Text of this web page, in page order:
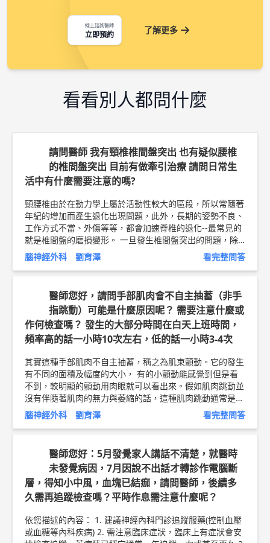
線上諮詢醫師
立即預約 了解更多
看看別人都問什麼
請問醫師 我有頸椎椎間盤突出 也有疑似腰椎
的椎間盤突出 目前有做牽引治療 請問日常生
活中有什麼需要注意的嗎?
頸腰椎由於在動力學上屬於活動性較大的區段，所以常隨著
年紀的增加而產生退化出現問題，此外，長期的姿勢不良、
工作方式不當、外傷等等，都會加速脊椎的退化--最常見的
就是椎間盤的磨損變形。 一旦發生椎間盤突出的問題，除
了牽引，其實日常生活最主要的就是注意姿勢、習慣的改
變。避免久坐、彎腰負重，適時的訓練核心肌群，強化軀幹
筋膜，對於緩和椎間盤突出所導致的症狀，都會有所幫助。
另外，盡量避免菸酒、熬夜，也有助於症狀的減輕。 當
然，若經期復健仍無法改善，甚至症狀加劇，還是建議儘早
就醫檢查喔！ 劉育澤醫師
腦神經外科 劉育澤 看完整問答
醫師您好，請問手部肌肉會不自主抽蓄（非手
指跳動）可能是什麼原因呢？ 需要注意什麼或
作何檢查嗎？ 發生的大部分時間在白天上班時間，
頻率高的話一小時10次左右，低的話一小時3-4次
其實這種手部肌肉不自主抽蓄，稱之為肌束顫動。它的發生
有不同的面積及幅度的大小， 有的小顫動能感覺到但是看
不到，較明顯的顫動用肉眼就可以看出來。假如肌肉跳動並
沒有伴隨著肌肉的無力與萎縮的話，這種肌肉跳動通常是良
性的。良性的肌肉跳動大部分找不到什麼確切的原因，它可
能在疲勞或壓力比較大時出現，喝茶或咖啡也可能加重這種
症狀。此外，這它大部份是間歇性的，但是有少數人可能是
體質因素而容易常出現。許多人曾經有過眼皮跳動的經驗，
其實眼皮跳動也就是一種良性的肌束顫動。 當然頻繁的肌
肉顫動也可能是一些神經肌肉疾病的警訊，包括了脊髓中運
動神經元的病變，周邊神經病變及少數的肌肉疾病。這些疾
病會導致運動神經細胞與肌肉間的訊號 傳遞出問題，神經
了。可能必須要檢查肌肉無力的範圍，評估肌肉萎縮的程
度，並且輔以神經傳導及肌電圖的檢查或甚至需影像檢查排
腦神經外科 劉育澤 看完整問答
醫師您好：5月發覺家人講話不清楚，就醫時
未發覺病因，7月因說不出話才轉診作電腦斷
層，得知小中風，血塊已結痂，請問醫師，後續多
久需再追蹤檢查嗎？平時作息需注意什麼呢？
依您描述的內容： 1. 建議神經內科門診追蹤服藥(控制血壓
或血糖等內科疾病) 2. 需注意臨床症狀，臨床上有症狀會安